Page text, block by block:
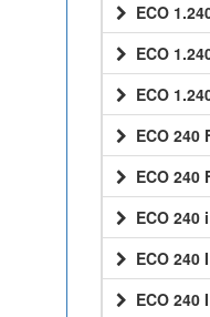
ECO
ECO
ECO
ECO 240
ECO 240
ECO 240
ECO 240
ECO 240